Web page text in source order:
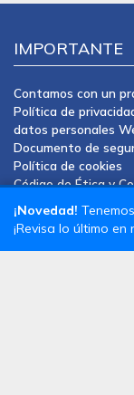
IMPORTANTE
Contamos con un
Política de
datos personales
Documento de
Política de cookies
Código de Ética y
Procedimiento de
Gestión y manejo
electrónicos
Reglamento Interno
¡Novedad!
¡Revisa lo último